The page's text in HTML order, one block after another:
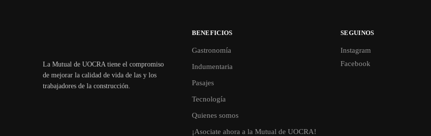
La Mutual de UOCRA tiene el compromiso
de mejorar la calidad de vida de las y los
trabajadores de la construcción.
BENEFICIOS
Gastronomía
Indumentaria
Pasajes
Tecnología
Quienes somos
¡Asociate ahora a la Mutual de UOCRA!
SEGUINOS
Instagram
Facebook